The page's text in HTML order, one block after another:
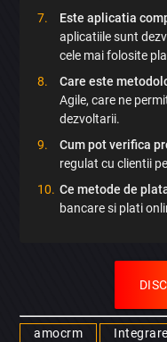
Este aplicatia
aplicatiile sunt
cele mai folosite
Care este
Agile, care ne
dezvoltarii.
Cum pot verifica
regulat cu clientii
Ce metode de
bancare si plati
amocrm